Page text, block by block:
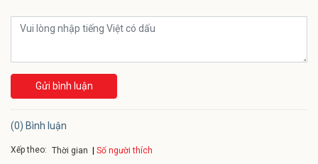
Gửi bình luận
(0) Bình luận
Xếp theo: Thời gian Số người thích